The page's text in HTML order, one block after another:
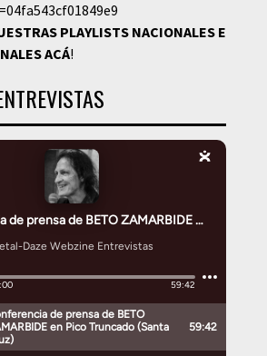
PLAYLISTS NACIONALES E
ACÁ!